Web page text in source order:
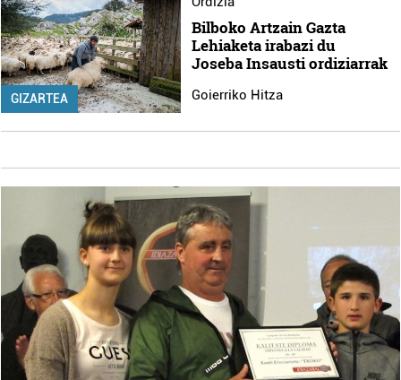
GIZARTEA
Bilboko Artzain Gazta
Lehiaketa irabazi du
Joseba Insausti ordiziarrak
Goierriko Hitza